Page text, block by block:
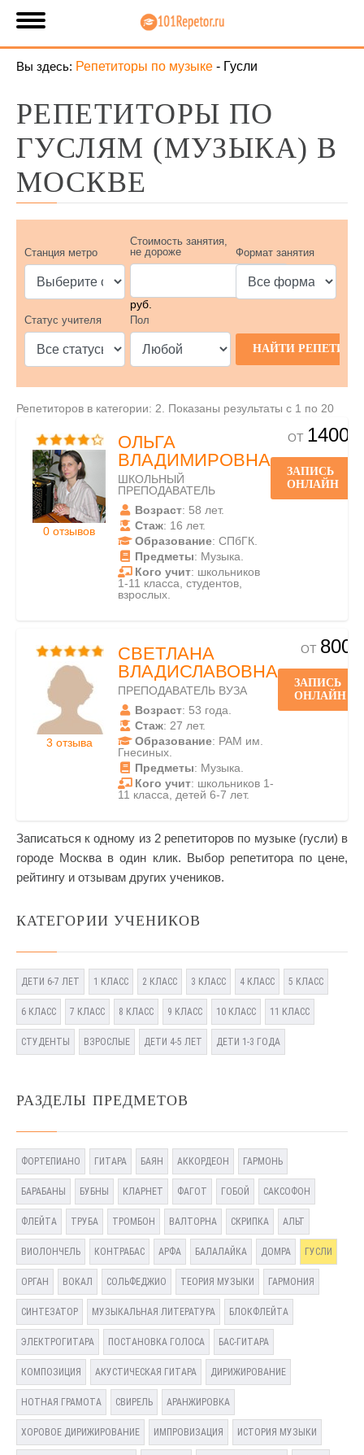
Вы здесь: Репетиторы по музыке - Гусли
РЕПЕТИТОРЫ ПО
ГУСЛЯМ (МУЗЫКА) В
МОСКВЕ
Станция метро
Стоимость занятия,
не дороже
руб.
Формат занятия
Статус учителя Пол
Репетиторов в категории: 2. Показаны результаты с 1 по 20
0 отзывов
ОЛЬГА
ВЛАДИМИРОВНА
ШКОЛЬНЫЙ
ПРЕПОДАВАТЕЛЬ
Возраст: 58 лет.
Стаж: 16 лет.
Образование: СПбГК.
Предметы: Музыка.
Кого учит: школьников
1-11 класса, студентов,
взрослых.
ОТ 1400
ЗАПИСЬ
ОНЛАЙН
3 отзыва
СВЕТЛАНА
ВЛАДИСЛАВОВНА
ПРЕПОДАВАТЕЛЬ ВУЗА
Возраст: 53 года.
Стаж: 27 лет.
Образование: РАМ им.
Гнесиных.
Предметы: Музыка.
Кого учит: школьников 1-
11 класса, детей 6-7 лет.
ОТ 800
ЗАПИСЬ
ОНЛАЙН
Записаться к одному из 2 репетиторов по музыке (гусли) в
городе Москва в один клик. Выбор репетитора по цене,
рейтингу и отзывам других учеников.
КАТЕГОРИИ УЧЕНИКОВ
ДЕТИ 6-7 ЛЕТ 1 КЛАСС 2 КЛАСС 3 КЛАСС 4 КЛАСС 5 КЛАСС
6 КЛАСС 7 КЛАСС 8 КЛАСС 9 КЛАСС 10 КЛАСС 11 КЛАСС
СТУДЕНТЫ ВЗРОСЛЫЕ ДЕТИ 4-5 ЛЕТ ДЕТИ 1-3 ГОДА
РАЗДЕЛЫ ПРЕДМЕТОВ
ФОРТЕПИАНО ГИТАРА БАЯН АККОРДЕОН ГАРМОНЬ
БАРАБАНЫ БУБНЫ КЛАРНЕТ ФАГОТ ГОБОЙ САКСОФОН
ФЛЕЙТА ТРУБА ТРОМБОН ВАЛТОРНА СКРИПКА АЛЬТ
ВИОЛОНЧЕЛЬ КОНТРАБАС АРФА БАЛАЛАЙКА ДОМРА ГУСЛИ
ОРГАН ВОКАЛ СОЛЬФЕДЖИО ТЕОРИЯ МУЗЫКИ ГАРМОНИЯ
СИНТЕЗАТОР МУЗЫКАЛЬНАЯ ЛИТЕРАТУРА БЛОКФЛЕЙТА
ЭЛЕКТРОГИТАРА ПОСТАНОВКА ГОЛОСА БАС-ГИТАРА
КОМПОЗИЦИЯ АКУСТИЧЕСКАЯ ГИТАРА ДИРИЖИРОВАНИЕ
НОТНАЯ ГРАМОТА СВИРЕЛЬ АРАНЖИРОВКА
ХОРОВОЕ ДИРИЖИРОВАНИЕ ИМПРОВИЗАЦИЯ ИСТОРИЯ МУЗЫКИ